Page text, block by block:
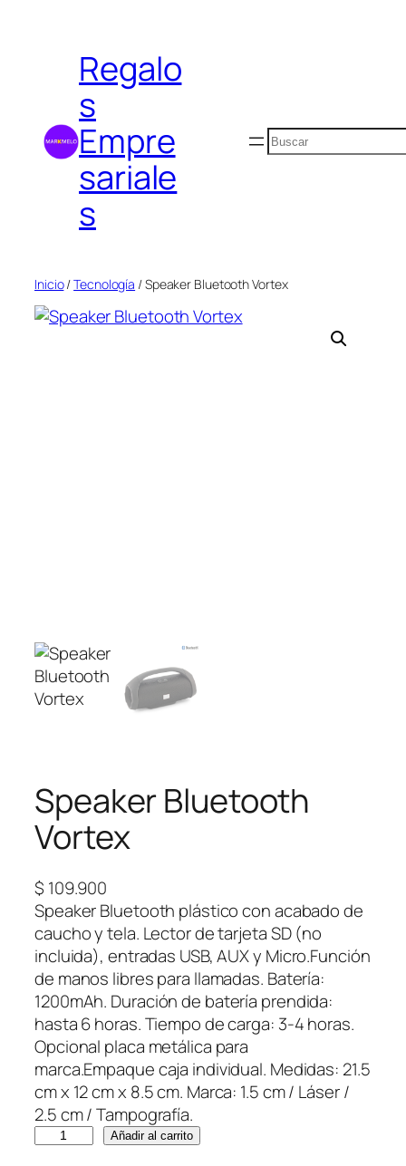
contenidoRegalo
s
Empre
sariale
s
Buscar
Inicio/Tecnología / Speaker Bluetooth Vortex
Speaker Bluetooth
Vortex
$ 109.900
Speaker Bluetooth plástico con acabado de
caucho y tela. Lector de tarjeta SD (no
incluida), entradas USB, AUX y Micro.Función
de manos libres para llamadas. Batería:
1200mAh. Duración de batería prendida:
hasta 6 horas. Tiempo de carga: 3-4 horas.
Opcional placa metálica para
marca.Empaque caja individual. Medidas: 21.5
cm x 12 cm x 8.5 cm. Marca: 1.5 cm / Láser /
2.5 cm / Tampografía.
Añadir al carrito